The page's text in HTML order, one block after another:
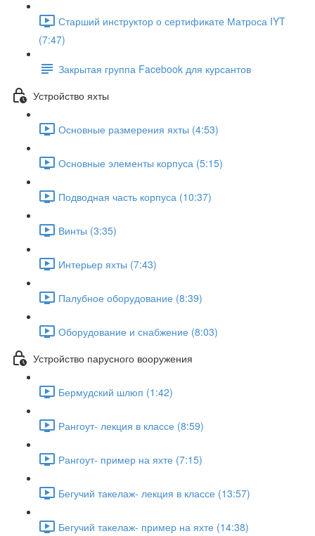
Старший инструктор о сертификате Матроса IYT
(7:47)
Закрытая группа Facebook для курсантов
Устройство яхты
Основные размерения яхты (4:53)
Основные элементы корпуса (5:15)
Подводная часть корпуса (10:37)
Винты (3:35)
Интерьер яхты (7:43)
Палубное оборудование (8:39)
Оборудование и снабжение (8:03)
Устройство парусного вооружения
Бермудский шлюп (1:42)
Рангоут- лекция в классе (8:59)
Рангоут- пример на яхте (7:15)
Бегучий такелаж- лекция в классе (13:57)
Бегучий такелаж- пример на яхте (14:38)